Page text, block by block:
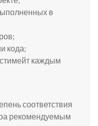
в
кода;
каждым
соответствия
рекомендуемым